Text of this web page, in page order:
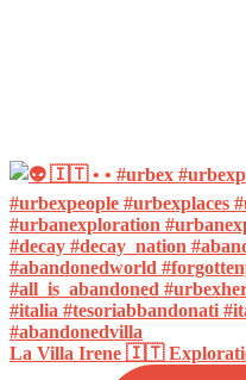
La Villa Irene 🇮🇹